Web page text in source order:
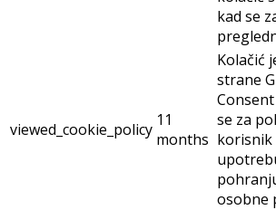
kad se
viewed_cookie_policy 11
months
Kolačić
strane
se za
korisnik
osobne